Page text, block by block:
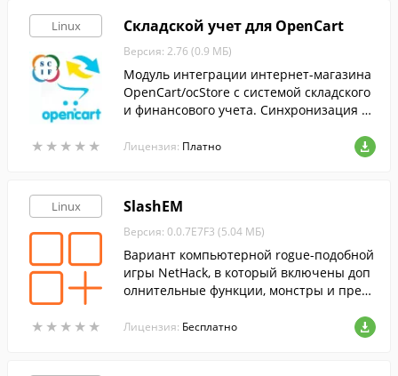
Linux
★ ★ ★ ★ ★
★ ★ ★ ★ ★
Складской учет для OpenCart
Версия: 2.76 (0.9 МБ)
Модуль интеграции интернет-магазина
OpenCart/ocStore с системой складского
и финансового учета. Синхронизация то
ов.
Лицензия: Платно
Linux
★ ★ ★ ★ ★
★ ★ ★ ★ ★
SlashEM
Версия: 0.0.7E7F3 (5.04 МБ)
Вариант компьютерной rogue-подобной
игры NetHack, в который включены доп
олнительные функции, монстры и пред
Лицензия: Бесплатно